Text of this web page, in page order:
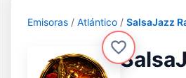
Emisoras Atlántico SalsaJazz